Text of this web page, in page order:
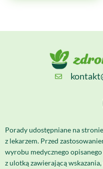
Porady udostępniane na
z lekarzem. Przed
wyrobu medycznego
z ulotką zawierającą